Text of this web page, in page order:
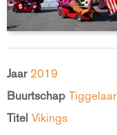
Jaar 2019
Buurtschap Tiggelaar
Titel Vikings